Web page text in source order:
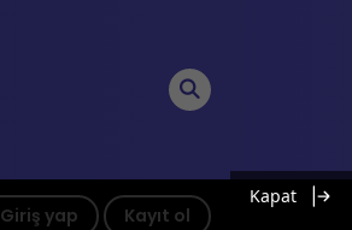
Giriş yap Kayıt ol
Kapat